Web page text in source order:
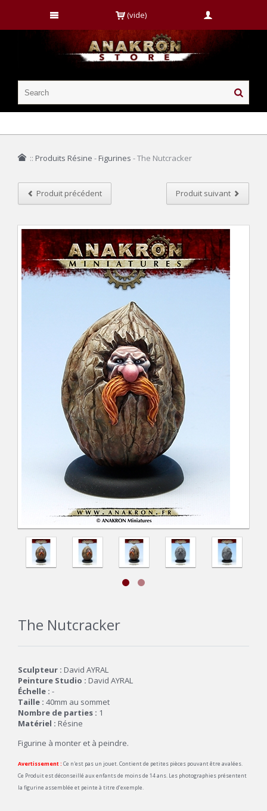
(vide)
:: Produits Résine - Figurines -The Nutcracker
Produit précédent Produit suivant
The Nutcracker
Sculpteur : David AYRAL
Peinture Studio : David AYRAL
Échelle : -
Taille : 40mm au sommet
Nombre de parties : 1
Matériel : Résine
Figurine à monter et à peindre.
Avertissement : Ce n'est pas un jouet. Contient de petites pièces pouvant être avalées.
Ce Produit est déconseillé aux enfants de moins de 14 ans. Les photographies présentent
la figurine assemblée et peinte à titre d’exemple.